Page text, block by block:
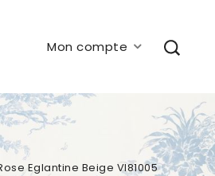
Mon compte
Eglantine Beige VI81005